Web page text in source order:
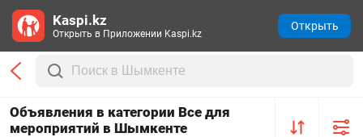
Объявления в категории Все для
мероприятий в Шымкенте
Kaspi.kz
Открыть в Приложении Kaspi.kz
Открыть